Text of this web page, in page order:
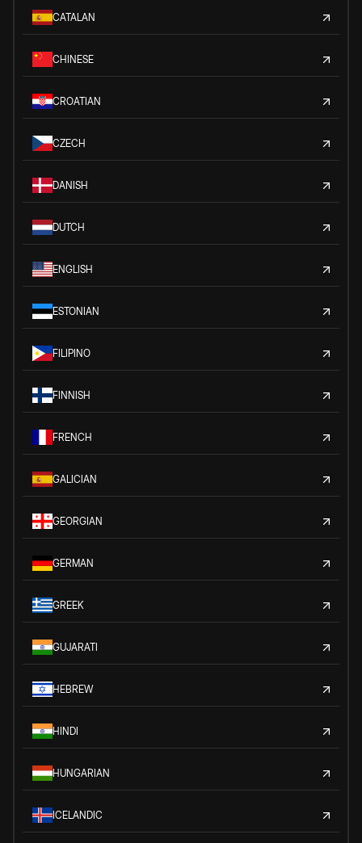
CATALAN
CHINESE
CROATIAN
CZECH
DANISH
DUTCH
ENGLISH
ESTONIAN
FILIPINO
FINNISH
FRENCH
GALICIAN
GEORGIAN
GERMAN
GREEK
GUJARATI
HEBREW
HINDI
HUNGARIAN
ICELANDIC